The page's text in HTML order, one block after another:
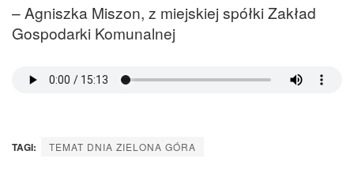
– Agniszka Miszon, z miejskiej spółki Zakład
Gospodarki Komunalnej
TAGI: TEMAT DNIA ZIELONA GÓRA